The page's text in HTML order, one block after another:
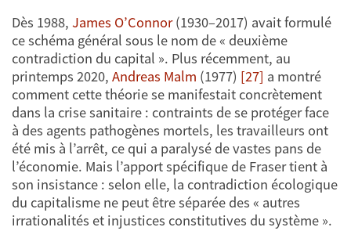
Dès 1988, James O’Connor(1930–2017) avait formulé
ce schéma général sous le nom de « deuxième
contradiction du capital ». Plus récemment, au
printemps 2020, Andreas Malm (1977) [27] a montré
comment cette théorie se manifestait concrètement
dans la crise sanitaire : contraints de se protéger face
à des agents pathogènes mortels, les travailleurs ont
été mis à l’arrêt, ce qui a paralysé de vastes pans de
l’économie. Mais l’apport spécifique de Fraser tient à
son insistance : selon elle, la contradiction écologique
du capitalisme ne peut être séparée des « autres
irrationalités et injustices constitutives du système ».